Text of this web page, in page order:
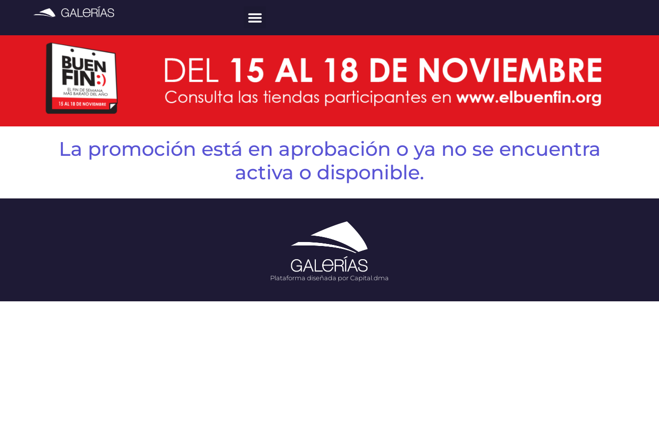
La promoción está en aprobación o ya no se encuentra
activa o disponible.
Plataforma diseñada por Capital.dma